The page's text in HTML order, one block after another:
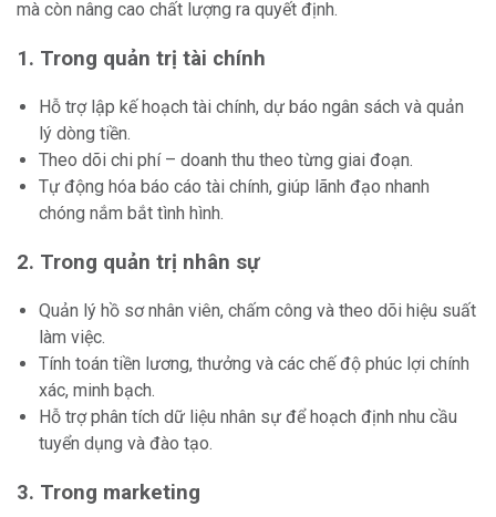
mà còn nâng cao chất lượng ra quyết định.
1. Trong quản trị tài chính
Hỗ trợ lập kế hoạch tài chính, dự báo ngân sách và quản
lý dòng tiền.
Theo dõi chi phí – doanh thu theo từng giai đoạn.
Tự động hóa báo cáo tài chính, giúp lãnh đạo nhanh
chóng nắm bắt tình hình.
2. Trong quản trị nhân sự
Quản lý hồ sơ nhân viên, chấm công và theo dõi hiệu suất
làm việc.
Tính toán tiền lương, thưởng và các chế độ phúc lợi chính
xác, minh bạch.
Hỗ trợ phân tích dữ liệu nhân sự để hoạch định nhu cầu
tuyển dụng và đào tạo.
3. Trong marketing